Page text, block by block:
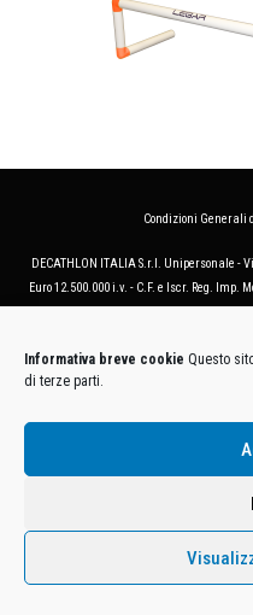
Informativa breve cookie Questo
di terze parti.
Condizioni Generali
DECATHLON ITALIA S.r.l. Unipersonale -
Euro 12.500.000 i.v. - C.F. e Iscr. Reg. Imp.